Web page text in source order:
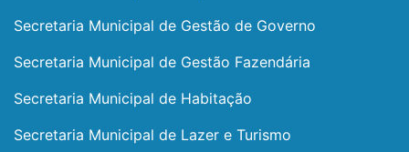
Secretaria Municipal de Gestão de Governo
Secretaria Municipal de Gestão Fazendária
Secretaria Municipal de Habitação
Secretaria Municipal de Lazer e Turismo